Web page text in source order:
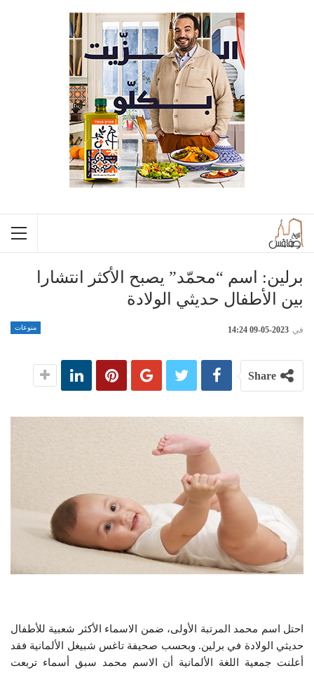
برلين: اسم “محمّد” يصبح الأكثر انتشارا
بين الأطفال حديثي الولادة
منوعات في 2023-05-09 14:24
Share
احتل اسم محمد المرتبة الأولى، ضمن الاسماء الأكثر شعبية للأطفال
حديثي الولادة في برلين. وبحسب صحيفة تاغس شبيغل الألمانية فقد
أعلنت جمعية اللغة الألمانية أن الاسم محمد سبق أسماء تربعت